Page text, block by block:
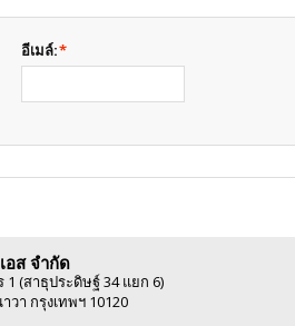
*
อีเมล์:
อส จำกัด
(สาธุประดิษฐ์ 34 แยก 6)
วา กรุงเทพฯ 10120